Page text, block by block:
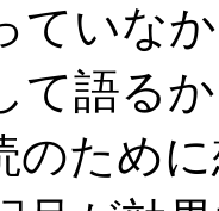
ていな
て語る
のため